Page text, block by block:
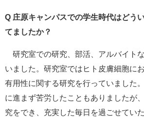
Q 庄原キャンパスでの学生時代はどう
てましたか？
研究室での研究、部活、アルバイト
いました。研究室ではヒト皮膚細胞に
有用性に関する研究を行っていました
に進まず苦労したこともありましたが
究をでき、充実した毎日を過ごせてい